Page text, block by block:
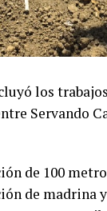
los
Servando
de 100
de madrina